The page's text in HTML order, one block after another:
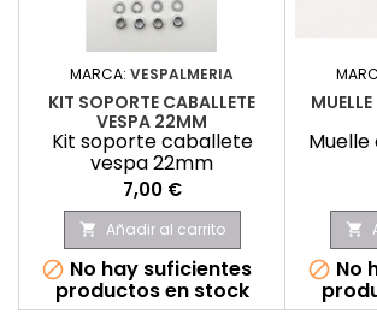
MARCA: VESPALMERIA
KIT SOPORTE CABALLETE
VESPA 22MM
Kit soporte caballete
vespa 22mm
Precio
7,00 €
 Añadir al carrito
 No hay suficientes
productos en stock
Muelle

 No